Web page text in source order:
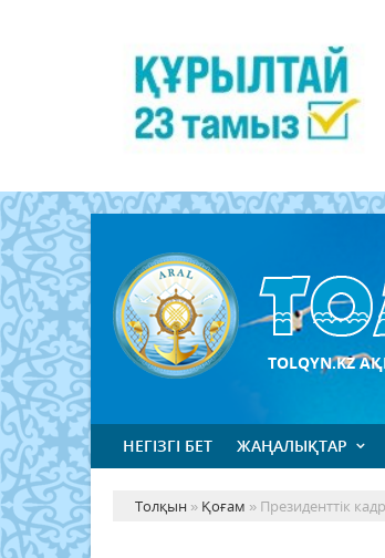
TOLQYN.KZ
НЕГІЗГІ БЕТ ЖАҢАЛЫҚТАР
Толқын » Қоғам » Президенттік